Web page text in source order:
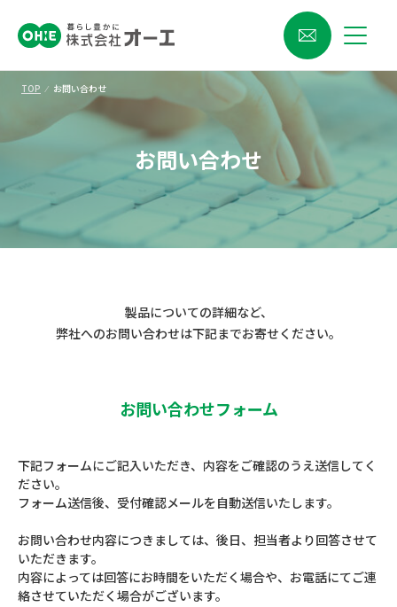
TOP ⁄ お問い合わせ
お問い合わせ
製品についての詳細など、
弊社へのお問い合わせは下記までお寄せください。
お問い合わせフォーム
下記フォームにご記入いただき、内容をご確認のうえ送信してく
ださい。
フォーム送信後、受付確認メールを自動送信いたします。
お問い合わせ内容につきましては、後日、担当者より回答させて
いただきます。
内容によっては回答にお時間をいただく場合や、お電話にてご連
絡させていただく場合がございます。